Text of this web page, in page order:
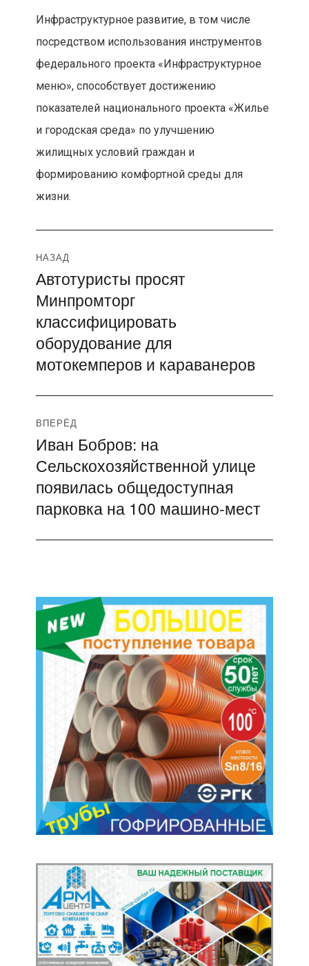
Инфраструктурное развитие, в том числе
посредством использования инструментов
федерального проекта «Инфраструктурное
меню», способствует достижению
показателей национального проекта «Жилье
и городская среда» по улучшению
жилищных условий граждан и
формированию комфортной среды для
жизни.
Навигация
по
записям
НАЗАД
Предыдущая
запись:
Автотуристы просят
Минпромторг
классифицировать
оборудование для
мотокемперов и караванеров
ВПЕРЁД
Следующая
запись:
Иван Бобров: на
Сельскохозяйственной улице
появилась общедоступная
парковка на 100 машино-мест